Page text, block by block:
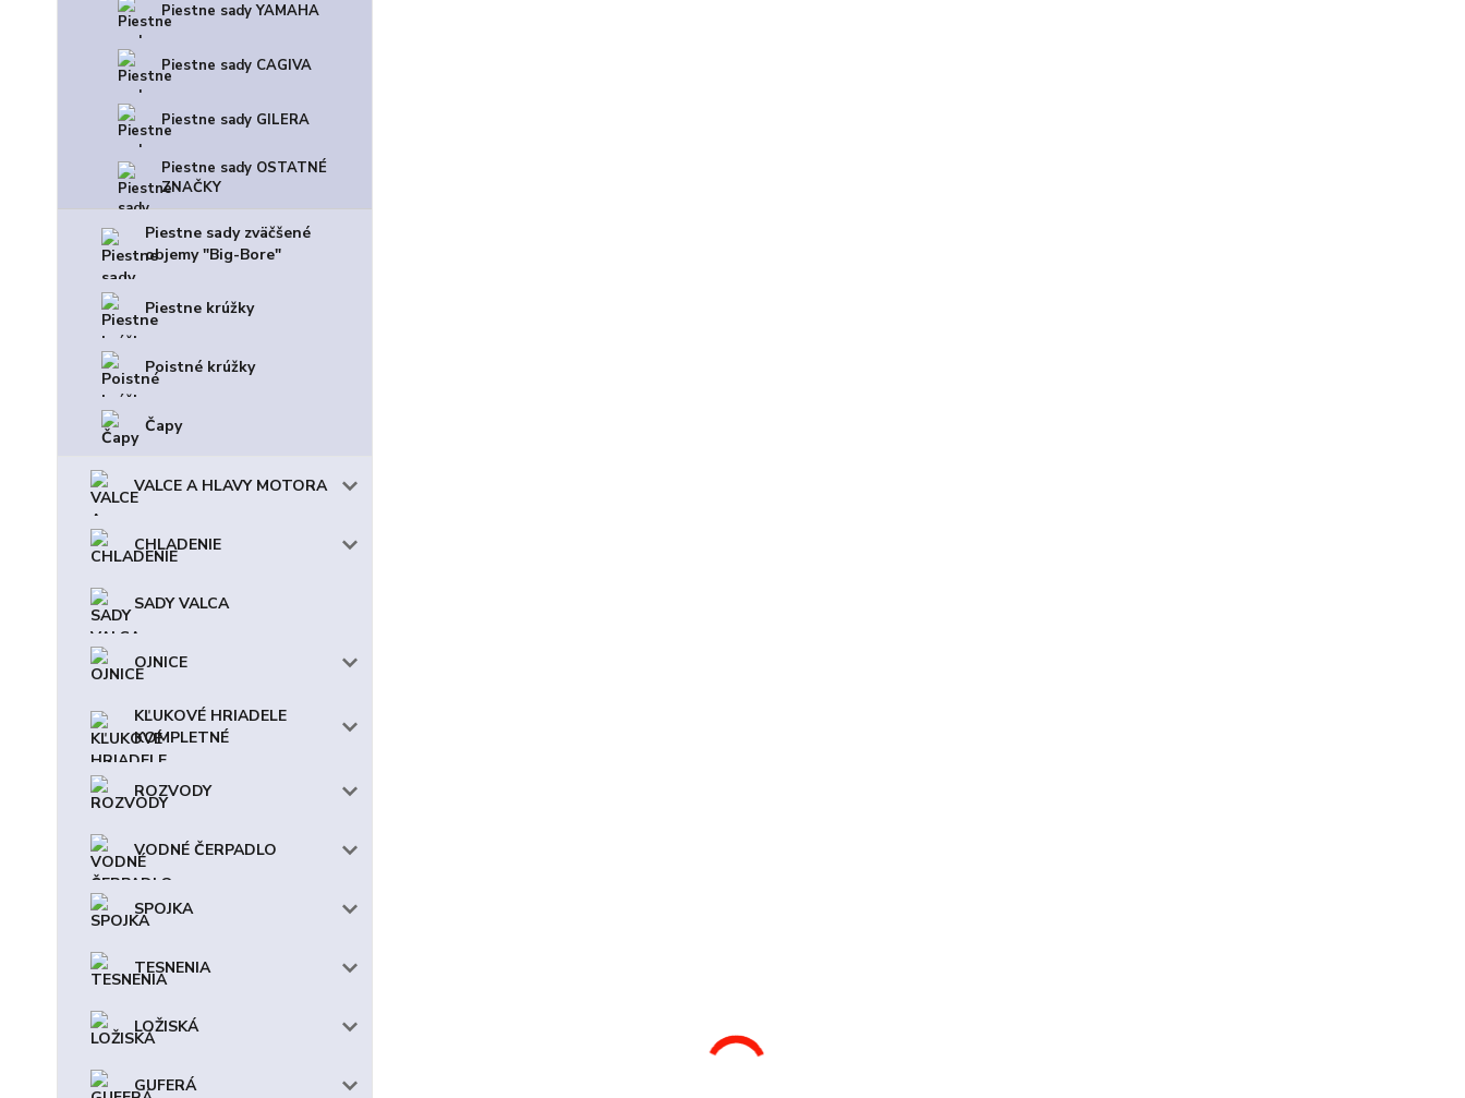
Piestne sady YAMAHA
Piestne sady CAGIVA
Piestne sady GILERA
Piestne sady OSTATNÉ
ZNAČKY
Piestne sady zväčšené
objemy "Big-Bore"
Piestne krúžky
Poistné krúžky
Čapy
VALCE A HLAVY MOTORA
CHLADENIE
SADY VALCA
OJNICE
KĽUKOVÉ HRIADELE
KOMPLETNÉ
ROZVODY
VODNÉ ČERPADLO
SPOJKA
TESNENIA
LOŽISKÁ
GUFERÁ